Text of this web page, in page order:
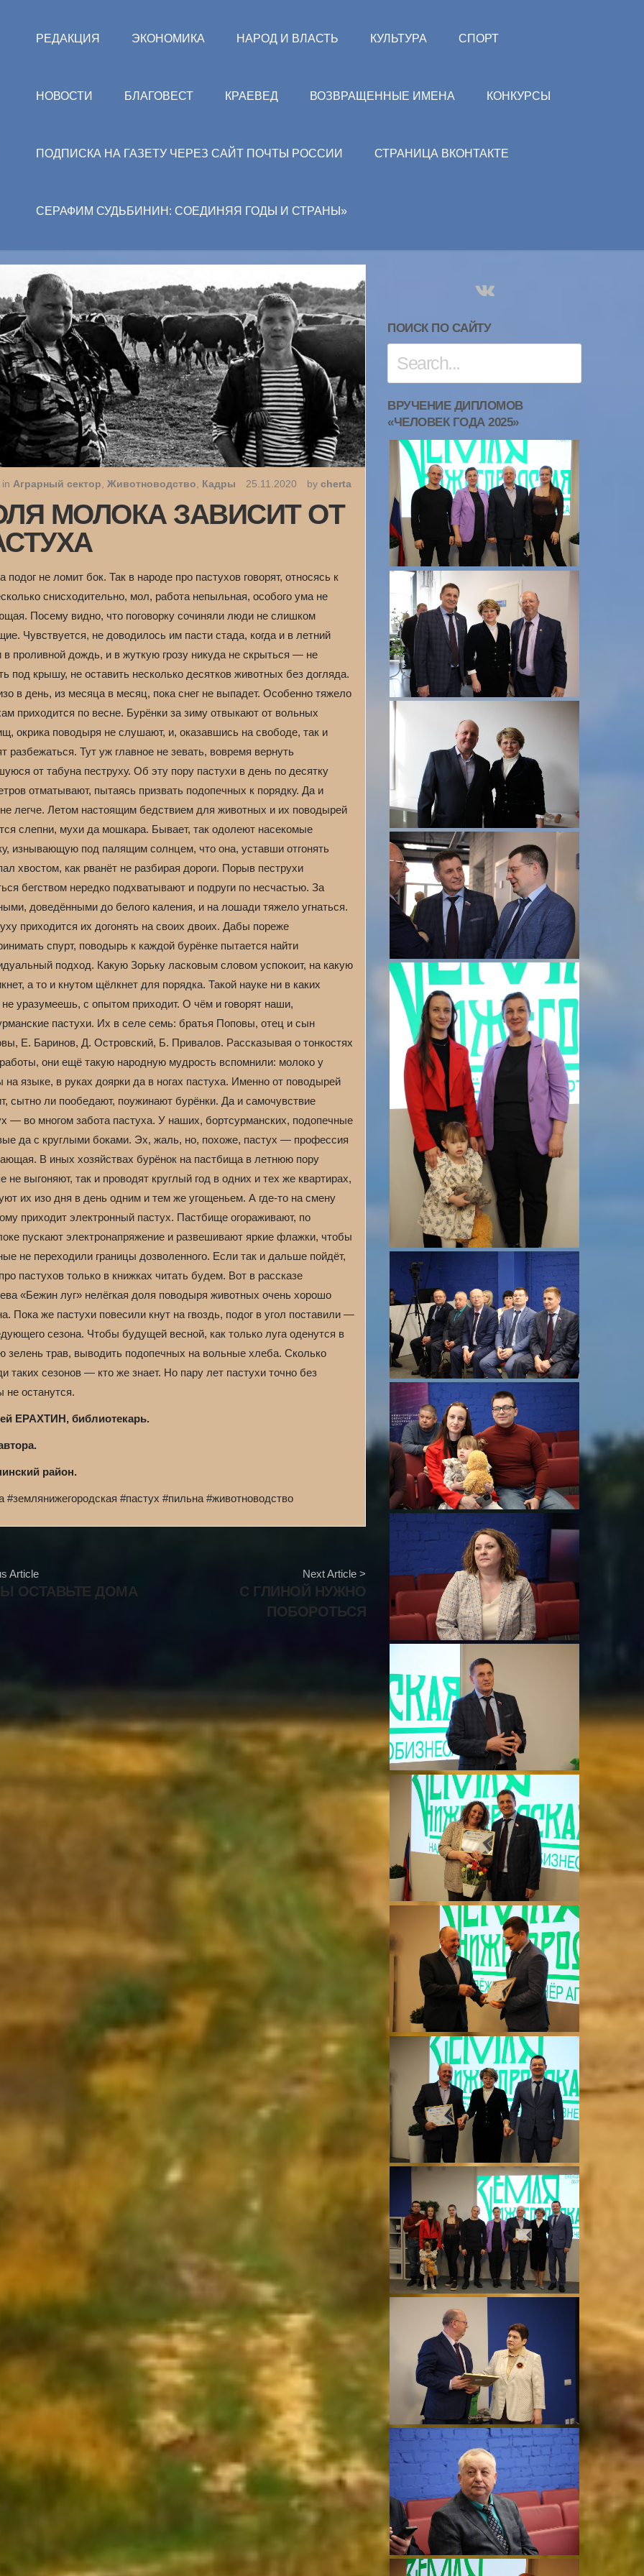
РЕДАКЦИЯ ЭКОНОМИКА НАРОД И ВЛАСТЬ КУЛЬТУРА СПОРТ
НОВОСТИ БЛАГОВЕСТ КРАЕВЕД ВОЗВРАЩЕННЫЕ ИМЕНА КОНКУРСЫ
ПОДПИСКА НА ГАЗЕТУ ЧЕРЕЗ САЙТ ПОЧТЫ РОССИИ СТРАНИЦА ВКОНТАКТЕ
СЕРАФИМ СУДЬБИНИН: СОЕДИНЯЯ ГОДЫ И СТРАНЫ»
Аграрный сектор, Животноводство, Кадры 25.11.2020 by cherta
МОЛОКА ЗАВИСИТ ОТ
подог не ломит бок. Так в народе про пастухов говорят, относясь к
снисходительно, мол, работа непыльная, особого ума не
Посему видно, что поговорку сочиняли люди не слишком
Чувствуется, не доводилось им пасти стада, когда и в летний
в проливной дождь, и в жуткую грозу никуда не скрыться — не
под крышу, не оставить несколько десятков животных без догляда.
в день, из месяца в месяц, пока снег не выпадет. Особенно тяжело
приходится по весне. Бурёнки за зиму отвыкают от вольных
окрика поводыря не слушают, и, оказавшись на свободе, так и
разбежаться. Тут уж главное не зевать, вовремя вернуть
от табуна пеструху. Об эту пору пастухи в день по десятку
отматывают, пытаясь призвать подопечных к порядку. Да и
легче. Летом настоящим бедствием для животных и их поводырей
слепни, мухи да мошкара. Бывает, так одолеют насекомые
изнывающую под палящим солнцем, что она, уставши отгонять
хвостом, как рванёт не разбирая дороги. Порыв пеструхи
бегством нередко подхватывают и подруги по несчастью. За
доведёнными до белого каления, и на лошади тяжело угнаться.
приходится их догонять на своих двоих. Дабы пореже
спурт, поводырь к каждой бурёнке пытается найти
подход. Какую Зорьку ласковым словом успокоит, на какую
а то и кнутом щёлкнет для порядка. Такой науке ни в каких
не уразумеешь, с опытом приходит. О чём и говорят наши,
пастухи. Их в селе семь: братья Поповы, отец и сын
Е. Баринов, Д. Островский, Б. Привалов. Рассказывая о тонкостях
они ещё такую народную мудрость вспомнили: молоко у
на языке, в руках доярки да в ногах пастуха. Именно от поводырей
сытно ли пообедают, поужинают бурёнки. Да и самочувствие
— во многом забота пастуха. У наших, бортсурманских, подопечные
да с круглыми боками. Эх, жаль, но, похоже, пастух — профессия
В иных хозяйствах бурёнок на пастбища в летнюю пору
не выгоняют, так и проводят круглый год в одних и тех же квартирах,
их изо дня в день одним и тем же угощеньем. А где-то на смену
приходит электронный пастух. Пастбище огораживают, по
пускают электронапряжение и развешивают яркие флажки, чтобы
не переходили границы дозволенного. Если так и дальше пойдёт,
пастухов только в книжках читать будем. Вот в рассказе
«Бежин луг» нелёгкая доля поводыря животных очень хорошо
Пока же пастухи повесили кнут на гвоздь, подог в угол поставили —
сезона. Чтобы будущей весной, как только луга оденутся в
зелень трав, выводить подопечных на вольные хлеба. Сколько
таких сезонов — кто же знает. Но пару лет пастухи точно без
не останутся.
ЕРАХТИН, библиотекарь.
район.
#землянижегородская #пастух #пильна #животноводство
Article
ОСТАВЬТЕ ДОМА
Next Article >
С ГЛИНОЙ НУЖНО
ПОБОРОТЬСЯ
ПОИСК ПО САЙТУ
ВРУЧЕНИЕ ДИПЛОМОВ
«ЧЕЛОВЕК ГОДА 2025»